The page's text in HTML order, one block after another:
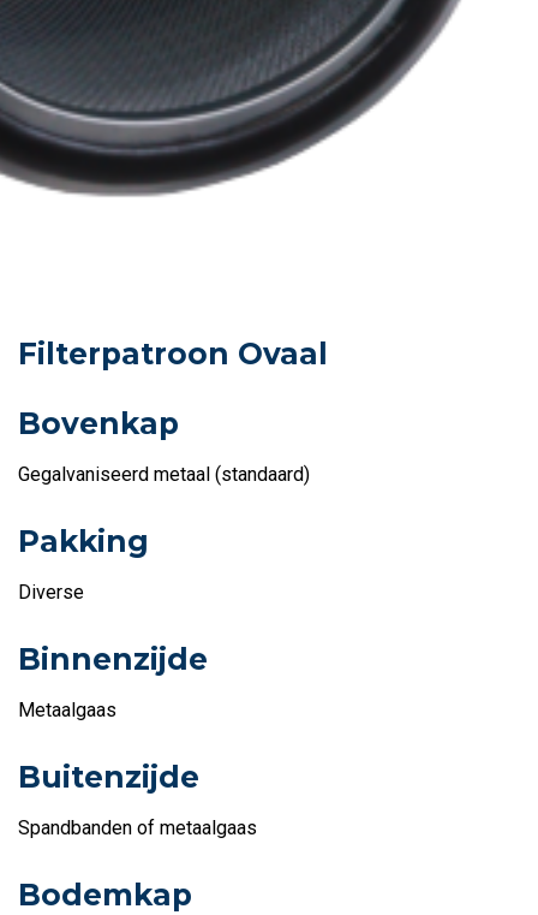
Filterpatroon Ovaal
Bovenkap
Gegalvaniseerd metaal (standaard)
Pakking
Diverse
Binnenzijde
Metaalgaas
Buitenzijde
Spandbanden of metaalgaas
Bodemkap